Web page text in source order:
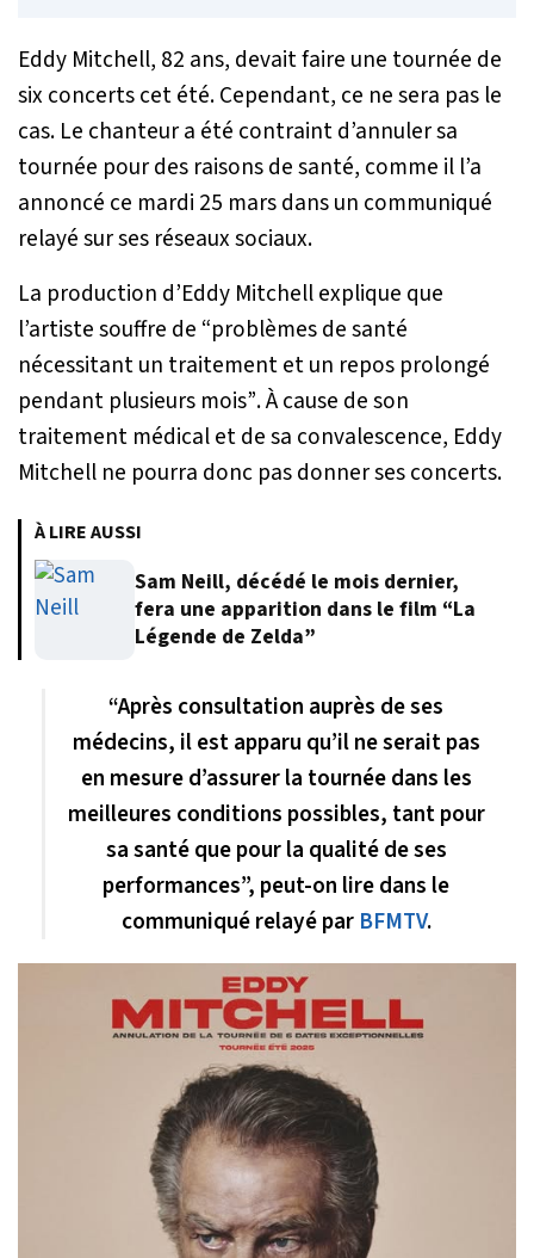
Eddy Mitchell, 82 ans, devait faire une tournée de
six concerts cet été. Cependant, ce ne sera pas le
cas. Le chanteur a été contraint d’annuler sa
tournée pour des raisons de santé, comme il l’a
annoncé ce mardi 25 mars dans un communiqué
relayé sur ses réseaux sociaux.
La production d’Eddy Mitchell explique que
l’artiste souffre de “problèmes de santé
nécessitant un traitement et un repos prolongé
pendant plusieurs mois”. À cause de son
traitement médical et de sa convalescence, Eddy
Mitchell ne pourra donc pas donner ses concerts.
À LIRE AUSSI
Sam Neill, décédé le mois dernier,
fera une apparition dans le film “La
Légende de Zelda”
“Après consultation auprès de ses
médecins, il est apparu qu’il ne serait pas
en mesure d’assurer la tournée dans les
meilleures conditions possibles, tant pour
sa santé que pour la qualité de ses
performances”, peut-on lire dans le
communiqué relayé par BFMTV.